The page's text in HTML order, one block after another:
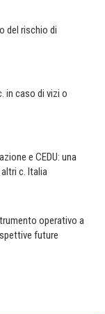
del rischio di
in caso di vizi o
e CEDU: una
c. Italia
operativo a
future